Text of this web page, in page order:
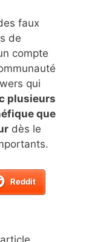
faux
de
compte
qui
plusieurs
que
dès le
Reddit